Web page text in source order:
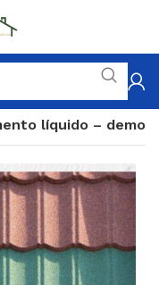
líquido – demo